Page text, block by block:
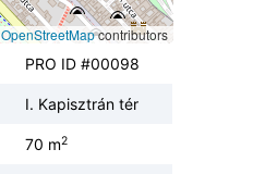
OpenStreetMapcontributors
PRO ID #00098
I. Kapisztrán tér
70 m2